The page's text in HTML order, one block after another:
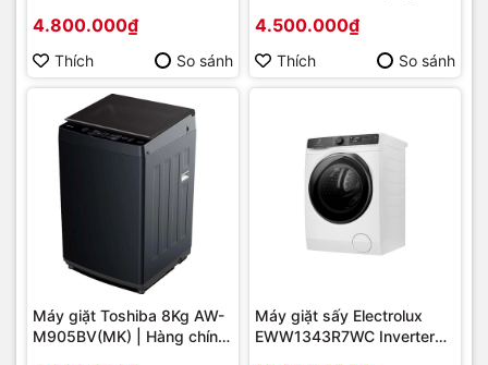
4.800.000₫
Thích So sánh
Hàng chính hãng
4.500.000₫
Thích So sánh
Máy giặt Toshiba 8Kg AW-
M905BV(MK) | Hàng chính
Máy giặt sấy Electrolux
EWW1343R7WC Inverter